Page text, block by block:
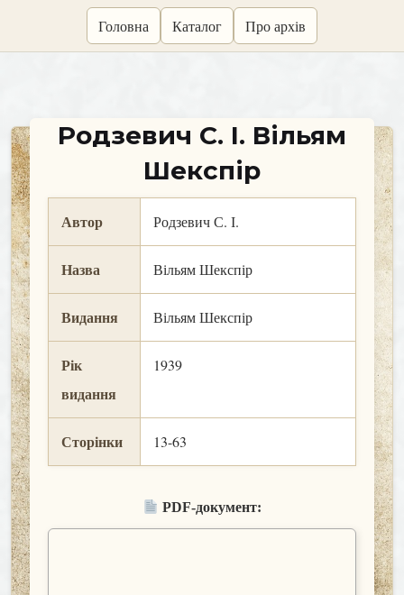
Головна Каталог Про архів
Родзевич С. І. Вільям
Шекспір
Автор Родзевич С. І.
Назва Вільям Шекспір
Видання Вільям Шекспір
Рік
видання
1939
Сторінки 13-63
PDF-документ: